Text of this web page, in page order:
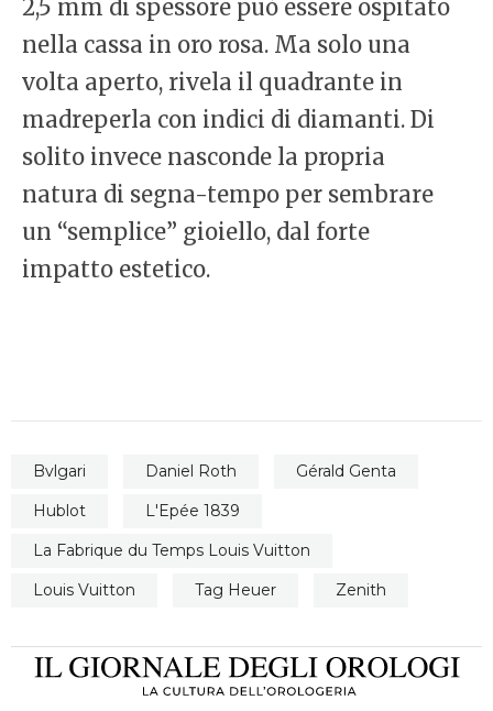
2,5 mm di spessore può essere ospitato
nella cassa in oro rosa. Ma solo una
volta aperto, rivela il quadrante in
madreperla con indici di diamanti. Di
solito invece nasconde la propria
natura di segna-tempo per sembrare
un “semplice” gioiello, dal forte
impatto estetico.
Bvlgari Daniel Roth
Gérald Genta
Hublot
L'Epée 1839
La Fabrique du Temps Louis Vuitton
Louis Vuitton
Tag Heuer Zenith